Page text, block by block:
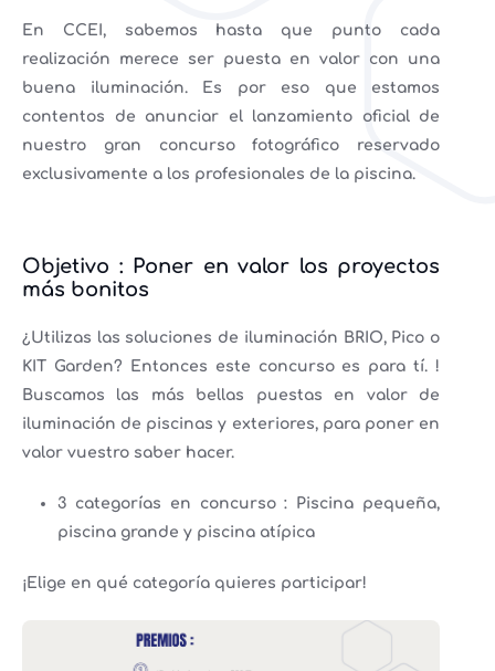
En CCEI, sabemos hasta que punto cada
realización merece ser puesta en valor con una
buena iluminación. Es por eso que estamos
contentos de anunciar el lanzamiento oficial de
nuestro gran concurso fotográfico reservado
exclusivamente a los profesionales de la piscina.
Objetivo : Poner en valor los proyectos
más bonitos
¿Utilizas las soluciones de iluminación BRIO, Pico o
KIT Garden? Entonces este concurso es para tí. !
Buscamos las más bellas puestas en valor de
iluminación de piscinas y exteriores, para poner en
valor vuestro saber hacer.
3 categorías en concurso : Piscina pequeña,
piscina grande y piscina atípica
¡Elige en qué categoría quieres participar!